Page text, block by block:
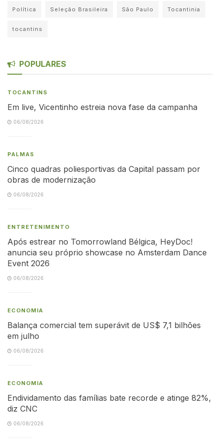
Política Seleção Brasileira São Paulo Tocantinia
tocantins
POPULARES
TOCANTINS
Em live, Vicentinho estreia nova fase da campanha
06/08/2026
PALMAS
Cinco quadras poliesportivas da Capital passam por
obras de modernização
06/08/2026
ENTRETENIMENTO
Após estrear no Tomorrowland Bélgica, HeyDoc!
anuncia seu próprio showcase no Amsterdam Dance
Event 2026
06/08/2026
ECONOMIA
Balança comercial tem superávit de US$ 7,1 bilhões
em julho
06/08/2026
ECONOMIA
Endividamento das famílias bate recorde e atinge 82%,
diz CNC
06/08/2026